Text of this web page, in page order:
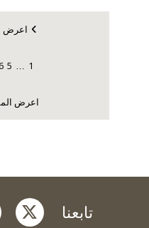
اعرض
1
…
5
6
اعرض
تابعنا twitter